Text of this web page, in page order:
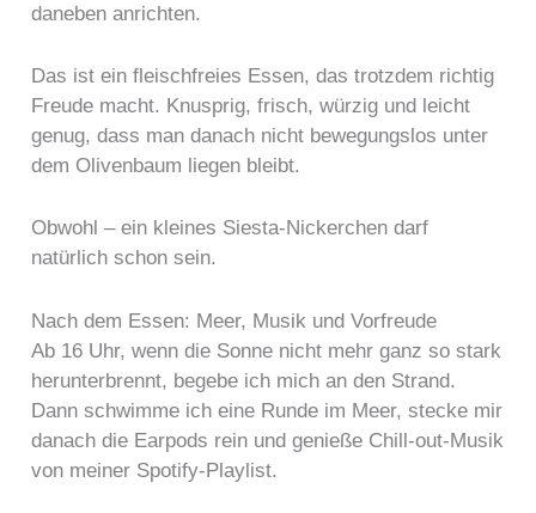
daneben anrichten.
Das ist ein fleischfreies Essen, das trotzdem richtig
Freude macht. Knusprig, frisch, würzig und leicht
genug, dass man danach nicht bewegungslos unter
dem Olivenbaum liegen bleibt.
Obwohl – ein kleines Siesta-Nickerchen darf
natürlich schon sein.
Nach dem Essen: Meer, Musik und Vorfreude
Ab 16 Uhr, wenn die Sonne nicht mehr ganz so stark
herunterbrennt, begebe ich mich an den Strand.
Dann schwimme ich eine Runde im Meer, stecke mir
danach die Earpods rein und genieße Chill-out-Musik
von meiner Spotify-Playlist.